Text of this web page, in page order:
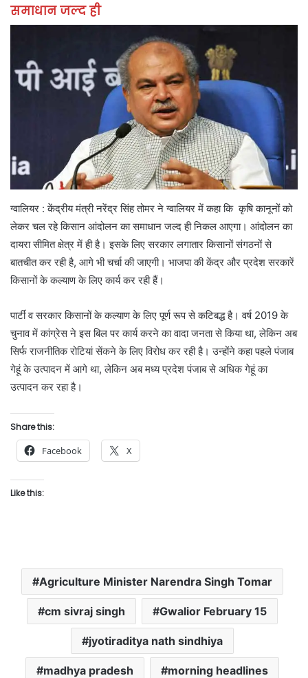
समाधान जल्द ही
ग्वालियर : केंद्रीय मंत्री नरेंद्र सिंह तोमर ने ग्वालियर में कहा कि कृषि कानूनों को
लेकर चल रहे किसान आंदोलन का समाधान जल्द ही निकल आएगा। आंदोलन का
दायरा सीमित क्षेत्र में ही है। इसके लिए सरकार लगातार किसानों संगठनों से
बातचीत कर रही है, आगे भी चर्चा की जाएगी। भाजपा की केंद्र और प्रदेश सरकारें
किसानों के कल्याण के लिए कार्य कर रही हैं।
पार्टी व सरकार किसानों के कल्याण के लिए पूर्ण रूप से कटिबद्ध है। वर्ष 2019 के
चुनाव में कांग्रेस ने इस बिल पर कार्य करने का वादा जनता से किया था, लेकिन अब
सिर्फ राजनीतिक रोटियां सेंकने के लिए विरोध कर रही है। उन्होंने कहा पहले पंजाब
गेहूं के उत्पादन में आगे था, लेकिन अब मध्य प्रदेश पंजाब से अधिक गेहूं का
उत्पादन कर रहा है।
Share this:
Facebook X
Like this:
Agriculture Minister Narendra Singh Tomar
cm sivraj singh Gwalior February 15
jyotiraditya nath sindhiya
madhya pradesh morning headlines